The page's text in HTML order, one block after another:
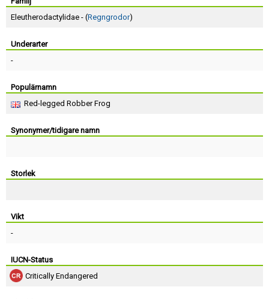
Eleutherodactylidae - (Regngrodor)
Underarter
-
Populärnamn
Red-legged Robber Frog
Synonymer/tidigare namn
Storlek
Vikt
-
IUCN-Status
Critically Endangered